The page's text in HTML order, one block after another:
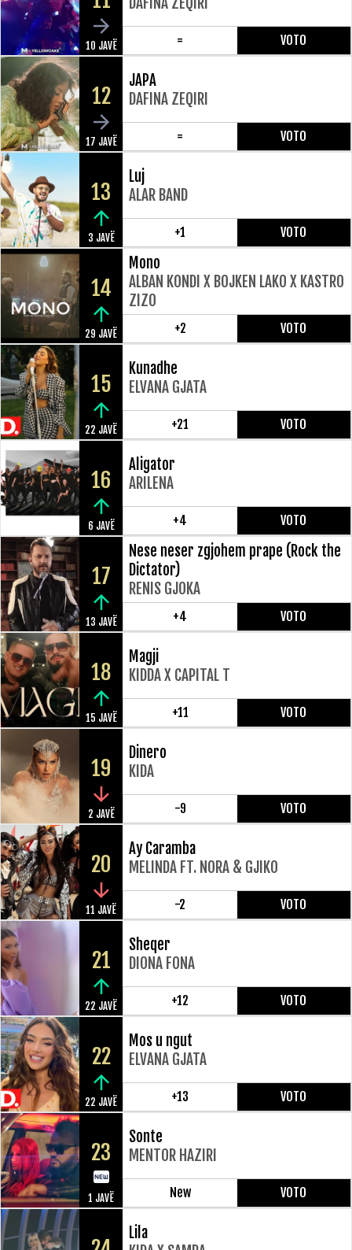
10 JAVË = VOTO
12
17 JAVË
JAPA
DAFINA ZEQIRI
= VOTO
13
3 JAVË
Luj
ALAR BAND
+1 VOTO
14
29 JAVË
Mono
ALBAN KONDI X BOJKEN LAKO X KASTRO
ZIZO
+2 VOTO
15
22 JAVË
Kunadhe
ELVANA GJATA
+21 VOTO
16
6 JAVË
Aligator
ARILENA
+4 VOTO
17
13 JAVË
Nese neser zgjohem prape (Rock the
Dictator)
RENIS GJOKA
+4 VOTO
18
15 JAVË
Magji
KIDDA X CAPITAL T
+11 VOTO
19
2 JAVË
Dinero
KIDA
-9 VOTO
20
11 JAVË
Ay Caramba
MELINDA FT. NORA & GJIKO
-2 VOTO
21
22 JAVË
Sheqer
DIONA FONA
+12 VOTO
22
22 JAVË
Mos u ngut
ELVANA GJATA
+13 VOTO
23
1 JAVË
Sonte
MENTOR HAZIRI
New VOTO
Lila